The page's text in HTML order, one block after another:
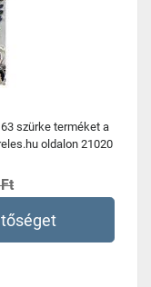
szürke terméket a
oldalon 21020